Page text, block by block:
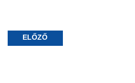
ELŐZŐ